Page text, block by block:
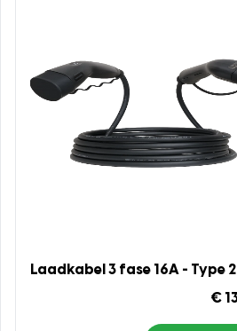
Laadkabel 3 fase 16A - Type 2
€